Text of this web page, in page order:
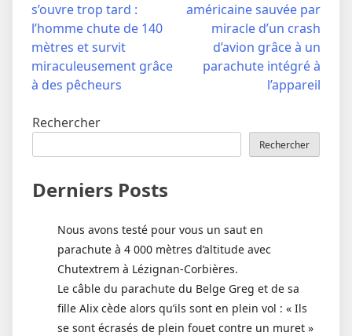
l’article
s’ouvre trop tard :
l’homme chute de 140
mètres et survit
miraculeusement grâce
à des pêcheurs
américaine sauvée par
miracle d’un crash
d’avion grâce à un
parachute intégré à
l’appareil
Rechercher
Rechercher
Derniers Posts
Nous avons testé pour vous un saut en
parachute à 4 000 mètres d’altitude avec
Chutextrem à Lézignan-Corbières.
Le câble du parachute du Belge Greg et de sa
fille Alix cède alors qu’ils sont en plein vol : « Ils
se sont écrasés de plein fouet contre un muret »